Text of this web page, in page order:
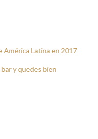
América Latina en 2017
y quedes bien